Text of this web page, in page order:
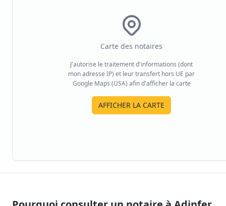
Carte des notaires
J'autorise le traitement d'informations (dont
mon adresse IP) et leur transfert hors UE par
Google Maps (USA) afin d'afficher la carte
AFFICHER LA CARTE